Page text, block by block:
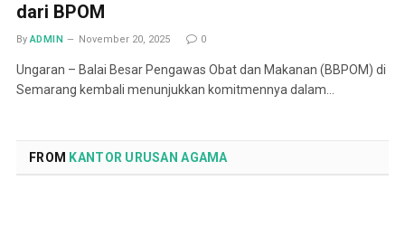
dari BPOM
By ADMIN November 20, 2025 0
Ungaran – Balai Besar Pengawas Obat dan Makanan (BBPOM) di
Semarang kembali menunjukkan komitmennya dalam…
FROM KANTOR URUSAN AGAMA